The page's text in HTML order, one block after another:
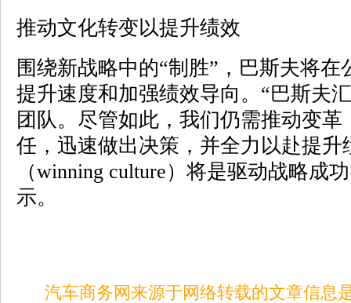
推动文化转变以提升绩效
围绕新战略中的“制胜”，巴斯夫将
提升速度和加强绩效导向。“巴斯夫
团队。尽管如此，我们仍需推动变
任，迅速做出决策，并全力以赴提
（winning culture）将是驱动战略成
示。
汽车商务网来源于网络转载的文章信息